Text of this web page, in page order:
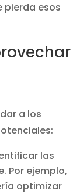
pierda esos
a los
las
Por ejemplo,
optimizar